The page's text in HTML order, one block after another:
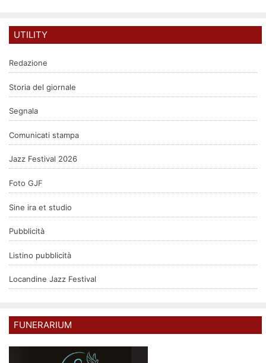
UTILITY
Redazione
Storia del giornale
Segnala
Comunicati stampa
Jazz Festival 2026
Foto GJF
Sine ira et studio
Pubblicità
Listino pubblicità
Locandine Jazz Festival
FUNERARIUM